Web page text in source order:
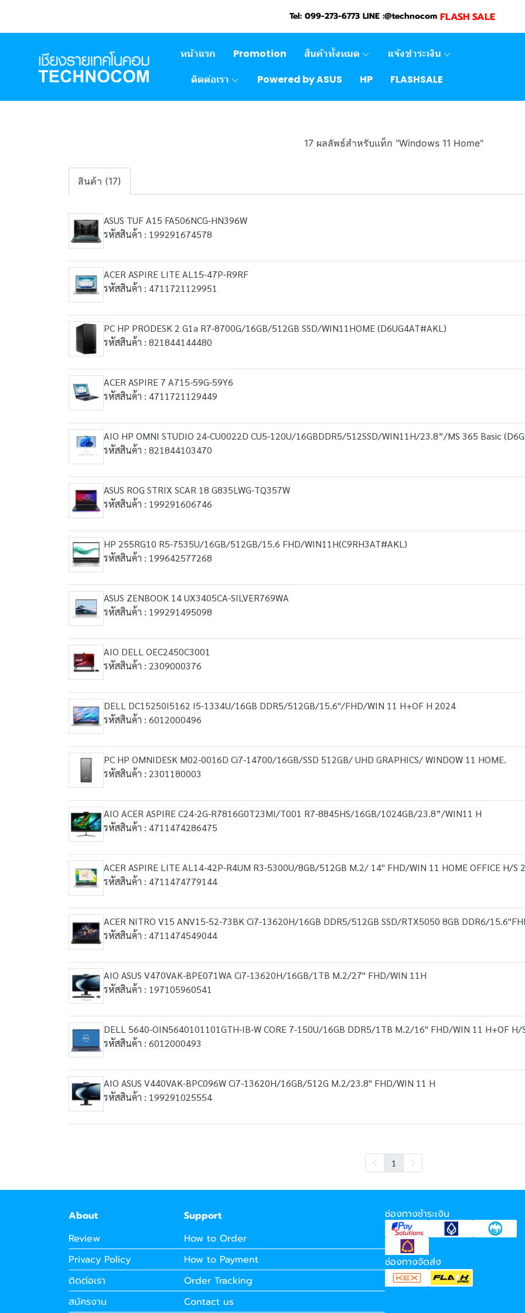
Tel: 099-273-6773 LINE :@technocom FLASH SALE
หน้าแรก Promotion สินค้าทั้งหมด
แจ้งชำระเงิน
ติดต่อเรา
Powered by ASUS HP FLASHSALE
17 ผลลัพธ์สำหรับแท็ก "Windows 11 Home"
สินค้า (17)
ASUS TUF A15 FA506NCG-HN396W
รหัสสินค้า : 199291674578
ACER ASPIRE LITE AL15-47P-R9RF
รหัสสินค้า : 4711721129951
PC HP PRODESK 2 G1a R7-8700G/16GB/512GB SSD/WIN11HOME (D6UG4AT#AKL)
รหัสสินค้า : 821844144480
ACER ASPIRE 7 A715-59G-59Y6
รหัสสินค้า : 4711721129449
AIO HP OMNI STUDIO 24-CU0022D CU5-120U/16GBDDR5/512SSD/WIN11H/23.8”/MS 365 Basic
รหัสสินค้า : 821844103470
ASUS ROG STRIX SCAR 18 G835LWG-TQ357W
รหัสสินค้า : 199291606746
HP 255RG10 R5-7535U/16GB/512GB/15.6 FHD/WIN11H(C9RH3AT#AKL)
รหัสสินค้า : 199642577268
ASUS ZENBOOK 14 UX3405CA-SILVER769WA
รหัสสินค้า : 199291495098
AIO DELL OEC2450C3001
รหัสสินค้า : 2309000376
DELL DC15250I5162 I5-1334U/16GB DDR5/512GB/15.6''/FHD/WIN 11 H+OF H 2024
รหัสสินค้า : 6012000496
PC HP OMNIDESK M02-0016D Ci7-14700/16GB/SSD 512GB/ UHD GRAPHICS/ WINDOW 11 HOME.
รหัสสินค้า : 2301180003
AIO ACER ASPIRE C24-2G-R7816G0T23MI/T001 R7-8845HS/16GB/1024GB/23.8”/WIN11 H
รหัสสินค้า : 4711474286475
ACER ASPIRE LITE AL14-42P-R4UM R3-5300U/8GB/512GB M.2/ 14" FHD/WIN 11 HOME OFFICE H/S
รหัสสินค้า : 4711474779144
ACER NITRO V15 ANV15-52-73BK Ci7-13620H/16GB DDR5/512GB SSD/RTX5050 8GB DDR6/
รหัสสินค้า : 4711474549044
AIO ASUS V470VAK-BPE071WA Ci7-13620H/16GB/1TB M.2/27" FHD/WIN 11H
รหัสสินค้า : 197105960541
DELL 5640-OIN5640101101GTH-IB-W CORE 7-150U/16GB DDR5/1TB M.2/16" FHD/WIN 11 H+OF H/
รหัสสินค้า : 6012000493
AIO ASUS V440VAK-BPC096W Ci7-13620H/16GB/512G M.2/23.8" FHD/WIN 11 H
รหัสสินค้า : 199291025554
1
About
Review
Privacy Policy
ติดต่อเรา
สมัครงาน
Support
How to Order
How to Payment
Order Tracking
Contact us
ช่องทางชำระเงิน
ช่องทางจัดส่ง